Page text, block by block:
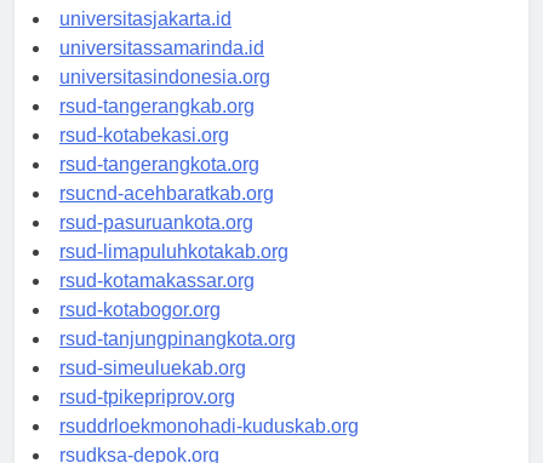
universitassalor.id
universitasjakarta.id
universitassamarinda.id
universitasindonesia.org
rsud-tangerangkab.org
rsud-kotabekasi.org
rsud-tangerangkota.org
rsucnd-acehbaratkab.org
rsud-pasuruankota.org
rsud-limapuluhkotakab.org
rsud-kotamakassar.org
rsud-kotabogor.org
rsud-tanjungpinangkota.org
rsud-simeuluekab.org
rsud-tpikepriprov.org
rsuddrloekmonohadi-kuduskab.org